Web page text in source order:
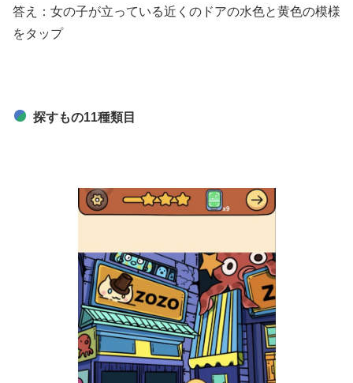
答え：女の子が立っている近くのドアの水色と黄色の模様
をタップ
探すもの11種類目